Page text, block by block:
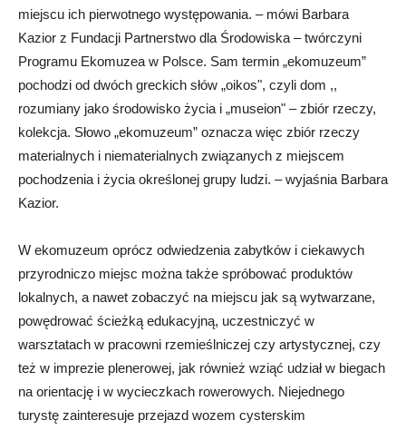
miejscu ich pierwotnego występowania. – mówi Barbara
Kazior z Fundacji Partnerstwo dla Środowiska – twórczyni
Programu Ekomuzea w Polsce. Sam termin „ekomuzeum”
pochodzi od dwóch greckich słów „oikos", czyli dom ,,
rozumiany jako środowisko życia i „museion" – zbiór rzeczy,
kolekcja. Słowo „ekomuzeum” oznacza więc zbiór rzeczy
materialnych i niematerialnych związanych z miejscem
pochodzenia i życia określonej grupy ludzi. – wyjaśnia Barbara
Kazior.
W ekomuzeum oprócz odwiedzenia zabytków i ciekawych
przyrodniczo miejsc można także spróbować produktów
lokalnych, a nawet zobaczyć na miejscu jak są wytwarzane,
powędrować ścieżką edukacyjną, uczestniczyć w
warsztatach w pracowni rzemieślniczej czy artystycznej, czy
też w imprezie plenerowej, jak również wziąć udział w biegach
na orientację i w wycieczkach rowerowych. Niejednego
turystę zainteresuje przejazd wozem cysterskim